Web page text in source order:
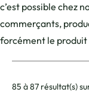
c’est possible chez
commerçants,
forcément le produit
85 à 87 résultat(s)